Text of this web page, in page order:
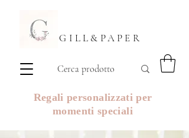
GILL&PAPER
Regali personalizzati per
momenti speciali